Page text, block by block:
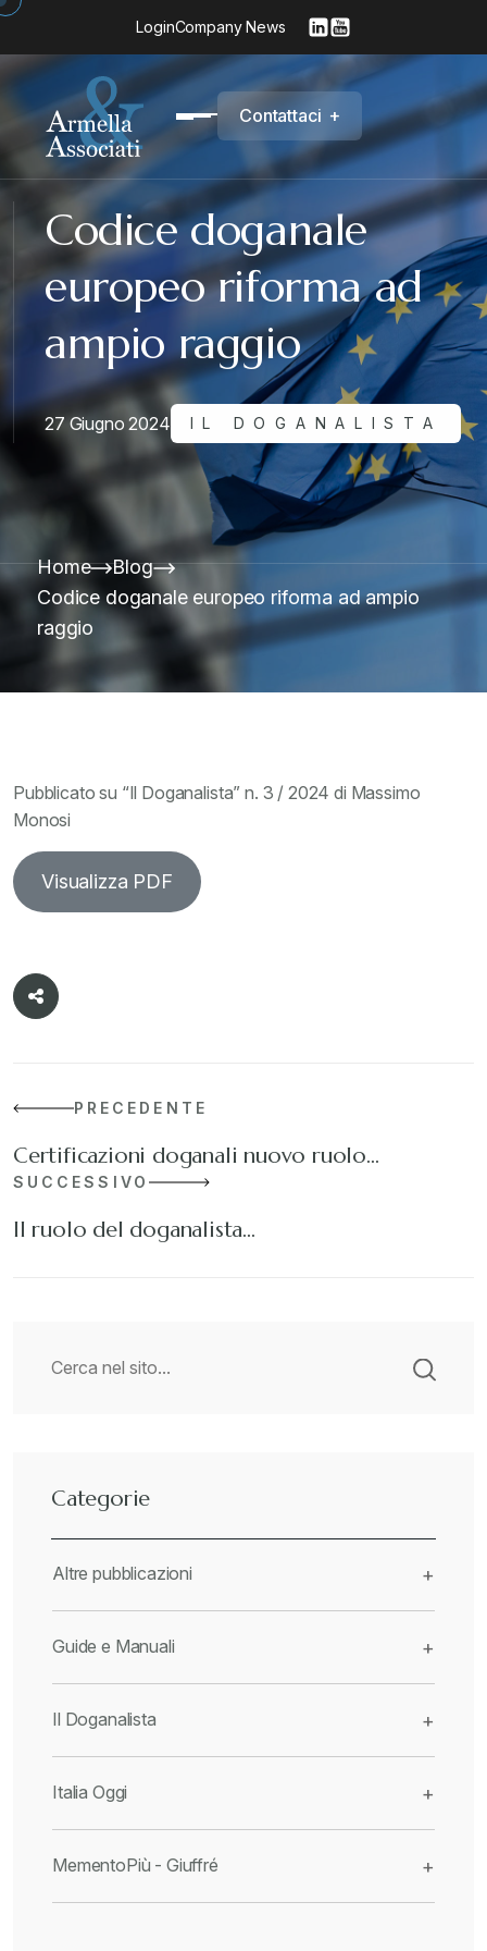
LoginCompany News
Contattaci +
Codice doganale
europeo riforma ad
ampio raggio
27 Giugno 2024 IL DOGANALISTA
Home
Blog
Codice doganale europeo riforma ad ampio
raggio
Pubblicato su “Il Doganalista” n. 3 / 2024 di Massimo
Monosi
Visualizza PDF
PRECEDENTE
Certificazioni doganali nuovo ruolo…
SUCCESSIVO
Il ruolo del doganalista…
Categorie
Altre pubblicazioni +
Guide e Manuali +
Il Doganalista +
Italia Oggi +
MementoPiù - Giuffré +